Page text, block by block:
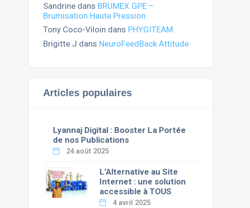
Sandrine dans BRUMEX.GPE –
Brumisation Haute Pression
Tony Coco-Viloin dans PHYGITEAM
Brigitte J dans NeuroFeedBack Attitude
Articles populaires
Lyannaj Digital : Booster La Portée
de nos Publications
24 août 2025
L’Alternative au Site
Internet : une solution
accessible à TOUS
4 avril 2025